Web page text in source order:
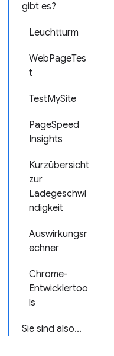
gibt es?
Leuchtturm
WebPageTes
t
TestMySite
PageSpeed
Insights
Kurzübersicht
zur
Ladegeschwi
ndigkeit
Auswirkungsr
echner
Chrome-
Entwicklertoo
ls
Sie sind also...